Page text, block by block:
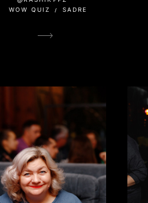
WOW QUIZ
SADRE